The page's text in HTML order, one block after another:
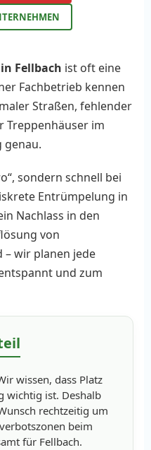
Fellbach ist oft eine
Fachbetrieb kennen
Straßen, fehlender
Treppenhäuser im
genau.
sondern schnell bei
Entrümpelung in
Nachlass in den
von
– wir planen jede
und zum
wissen, dass Platz
wichtig ist. Deshalb
rechtzeitig um
beim
für Fellbach.